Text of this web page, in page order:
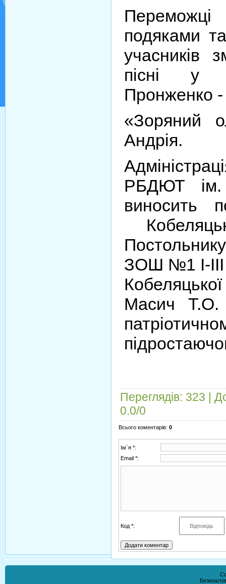
Переможці
подяками
учасників
пісні у
Пронженко -
«Зоряний
Андрія.
РБДЮТ ім.
виносить
ЗОШ №1 I-III
Масич
Переглядів: 323
0.0/0
Всього коментарів: 0
Ім`я *:
Email *:
Код *: